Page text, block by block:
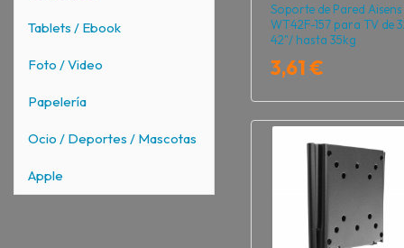
Tablets / Ebook
Foto / Video
Papelería
Ocio / Deportes / Mascotas
Apple
Soporte de Pared Aisens
WT42F-157 para TV de
42"/ hasta 35kg
3,61 €